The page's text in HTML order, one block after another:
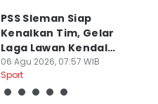
PSS Sleman Siap
Kenalkan Tim, Gelar
Laga Lawan Kendal
Tornado FC
06 Agu 2026, 07:57 WIB
Sport